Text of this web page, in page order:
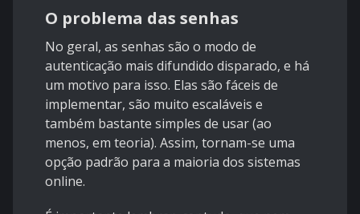
O problema das senhas
No geral, as senhas são o modo de
autenticação mais difundido disparado, e há
um motivo para isso. Elas são fáceis de
implementar, são muito escaláveis e
também bastante simples de usar (ao
menos, em teoria). Assim, tornam-se uma
opção padrão para a maioria dos sistemas
online.